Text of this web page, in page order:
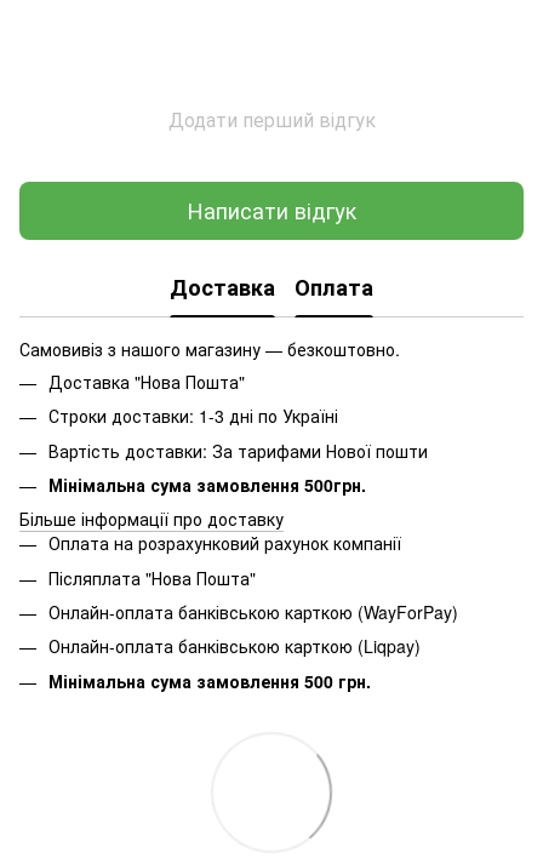
Додати перший відгук
Написати відгук
Доставка Оплата
Самовивіз з нашого магазину — безкоштовно.
Доставка "Нова Пошта"
Строки доставки: 1-3 дні по Україні
Вартість доставки: За тарифами Нової пошти
Мінімальна сума замовлення 500грн.
Більше інформації про доставку
Оплата на розрахунковий рахунок компанії
Післяплата "Нова Пошта"
Онлайн-оплата банківською карткою (WayForPay)
Онлайн-оплата банківською карткою (Liqpay)
Мінімальна сума замовлення 500 грн.